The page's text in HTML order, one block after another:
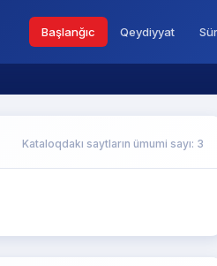
Başlanğıc Qeydiyyat
Kataloqdakı saytların ümumi sayı: 3